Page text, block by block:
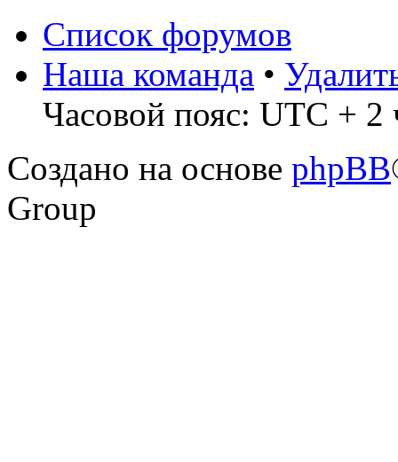
Список форумов
Наша команда •
Часовой пояс: UTC + 2
Создано на основе phpBB
Group